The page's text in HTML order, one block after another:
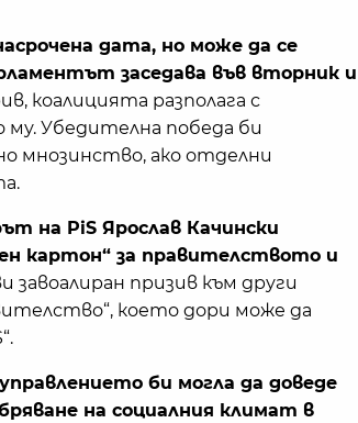
дата, но може да се
заседава във вторник и
коалицията разполага с
му. Убедителна победа би
мнозинство, ако отделни
на PiS Ярослав Качински
картон“ за правителството и
завоалиран призив към други
което дори може да
би могла да доведе
на социалния климат в